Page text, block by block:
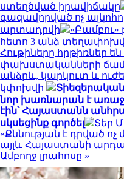
ստեղծված իրավիճակը
գազավորված ոչ
արտադրվի
«Բամբու»
հետո 3 անձ
Հութիները հրթիռներ
փախստականների
անձրև, կարկուտ և
կփոխվի
Տիեզերական
նոր խառնարան է
էին՝ Հայաստանն
սկսեցինք գործել
Տեր
«Քննության է դրված
այլև Հայաստանի
Ամբողջ լրահոսը »